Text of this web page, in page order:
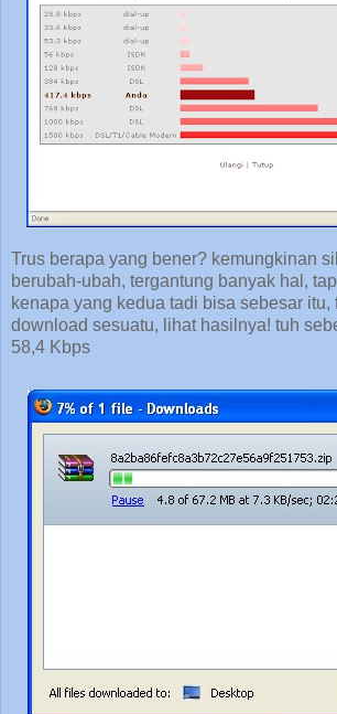
Trus berapa yang bener? kemungkinan
berubah-ubah, tergantung banyak hal,
kenapa yang kedua tadi bisa sebesar itu,
download sesuatu, lihat hasilnya! tuh
58,4 Kbps